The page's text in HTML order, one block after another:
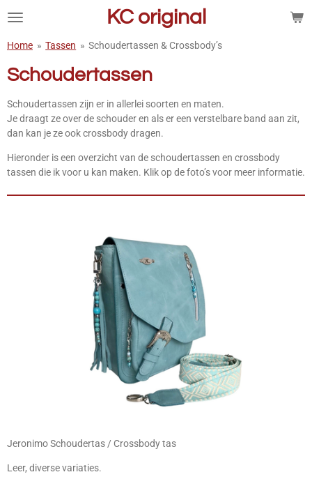
Ga
naar
hoofdinhoud
KC original
Home » Tassen » Schoudertassen & Crossbody’s
Schoudertassen
Schoudertassen zijn er in allerlei soorten en maten.
Je draagt ze over de schouder en als er een verstelbare band aan zit,
dan kan je ze ook crossbody dragen.
Hieronder is een overzicht van de schoudertassen en crossbody
tassen die ik voor u kan maken. Klik op de foto’s voor meer informatie.
Jeronimo Schoudertas / Crossbody tas
Leer, diverse variaties.